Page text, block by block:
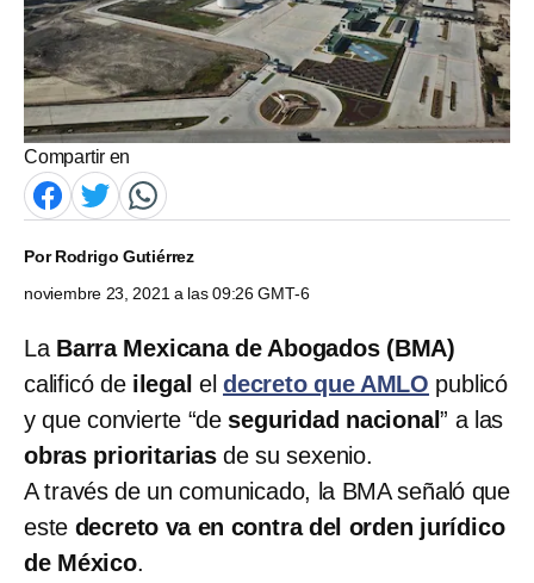
Compartir en
PorRodrigo Gutiérrez
noviembre 23, 2021 a las 09:26 GMT-6
La Barra Mexicana de Abogados (BMA)
calificó de ilegaleldecreto que AMLO publicó
y que convierte “de seguridad nacional” a las
obras prioritarias de su sexenio.
A través de un comunicado, la BMA señaló que
este decreto va en contra del orden jurídico
de México.